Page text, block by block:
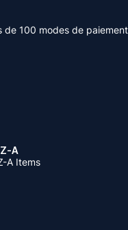
de 100 modes de paiement
A
A Items